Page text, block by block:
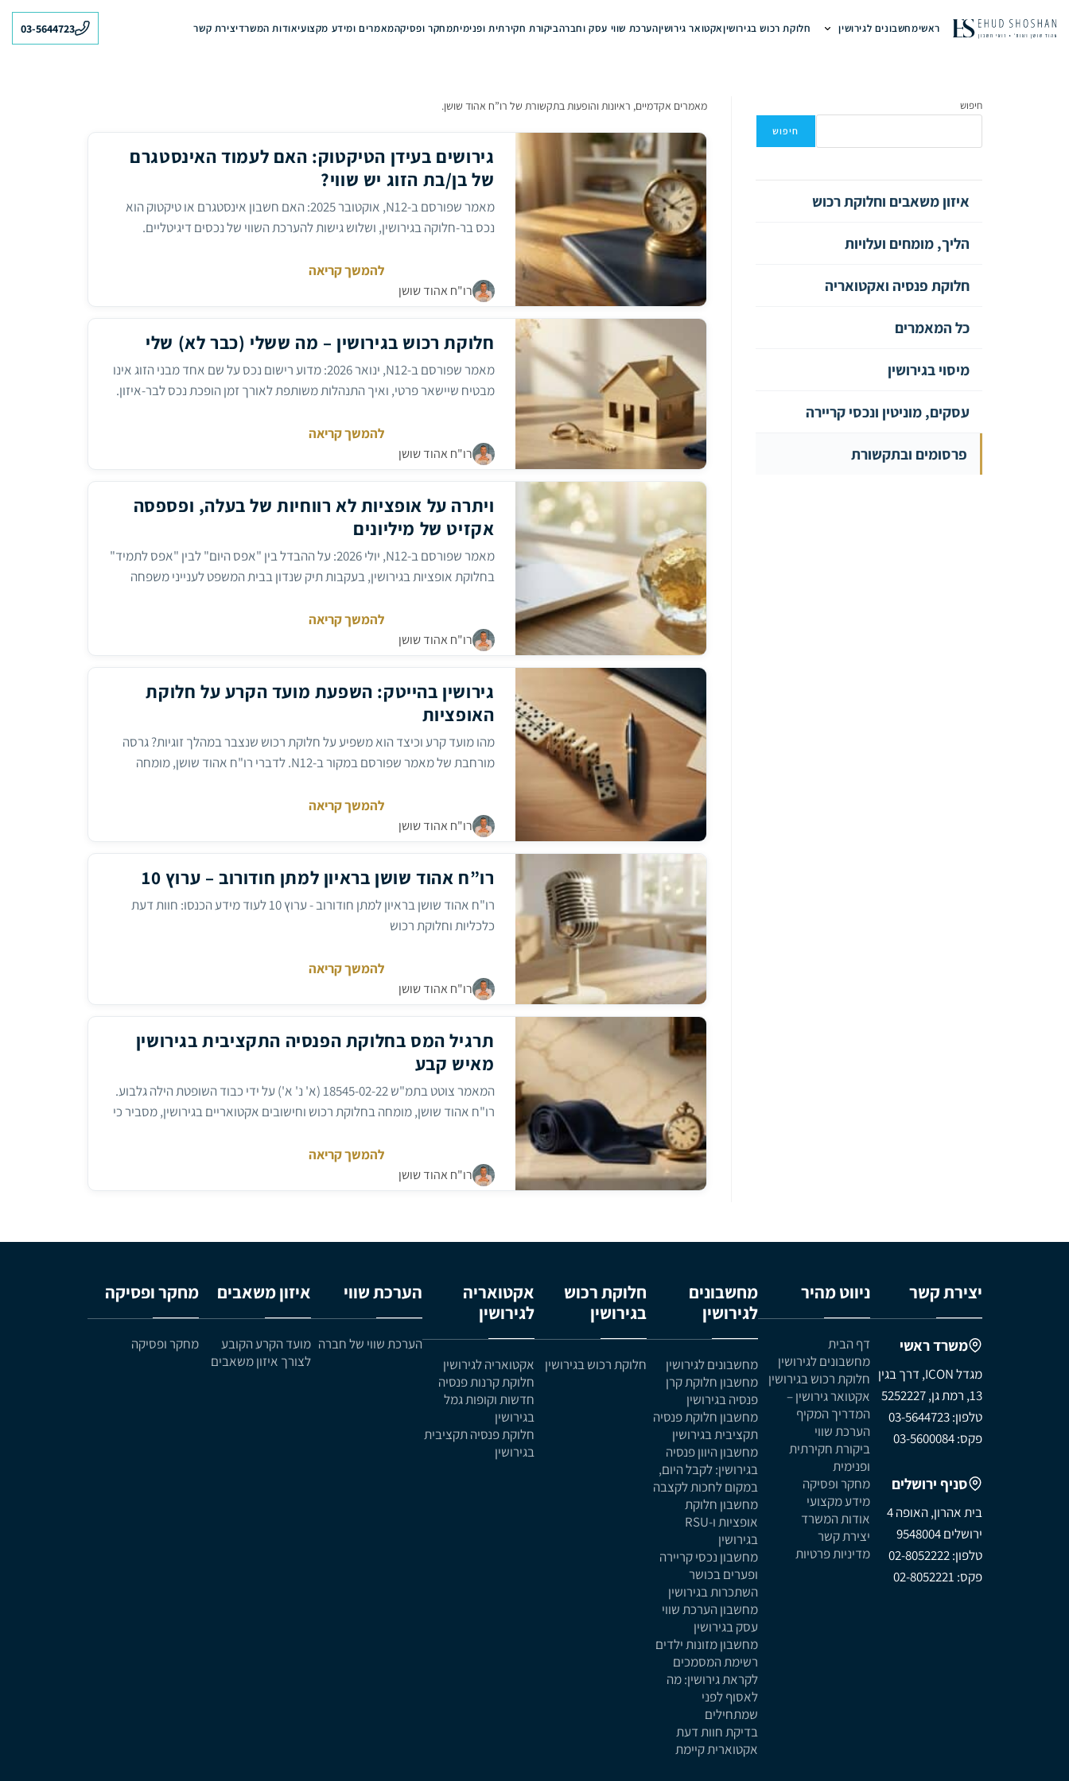
03-5644723 ראשימחשבונים לגירושין חלוקת רכוש בגירושיןאקטואר גירושיןהערכת שווי עסק וחברהביקורת חקירתית ופנימיתמחקר ופסיקהמאמרים ומידע מקצועיאודות המשרדיצירת קשר
מאמרים אקדמיים, ראיונות והופעות בתקשורת של רו”ח אהוד שושן.
גירושים בעידן הטיקטוק: האם לעמוד האינסטגרם
של בן/בת הזוג יש שווי?
מאמר שפורסם ב-N12, אוקטובר 2025: האם חשבון אינסטגרם או טיקטוק הוא
נכס בר-חלוקה בגירושין, ושלוש גישות להערכת השווי של נכסים דיגיטליים.
מחבר:רו"ח אהוד שושן
להמשך קריאה
גירושים
האינסטגרם
בן/בת
הזוג
חלוקת רכוש בגירושין – מה ששלי (כבר לא) שלי
מאמר שפורסם ב-N12, ינואר 2026: מדוע רישום נכס על שם אחד מבני הזוג אינו
מבטיח שיישאר פרטי, ואיך התנהלות משותפת לאורך זמן הופכת נכס לבר-איזון.
מחבר:רו"ח אהוד שושן
להמשך קריאה
חלוקת
ששלי
(כבר
לא)
שלי
ויתרה על אופציות לא רווחיות של בעלה, ופספסה
אקזיט של מיליונים
מאמר שפורסם ב-N12, יולי 2026: על ההבדל בין "אפס היום" לבין "אפס לתמיד"
בחלוקת אופציות בגירושין, בעקבות תיק שנדון בבית המשפט לענייני משפחה
מחבר:רו"ח אהוד שושן
להמשך קריאה
ויתרה
של
אקזיט
מיליונים
גירושין בהייטק: השפעת מועד הקרע על חלוקת
האופציות
מהו מועד קרע וכיצד הוא משפיע על חלוקת רכוש שנצבר במהלך זוגיות? גרסה
מורחבת של מאמר שפורסם במקור ב-N12. לדברי רו"ח אהוד שושן, מומחה
אילו אופציות נכנסות לאיזון, וכמה ימים לכאן או לכאן עשויים לשנות חלוקה בשווי
ניכר. כשמדובר בחלוקת…
מחבר:רו"ח אהוד שושן
להמשך קריאה
גירושין
על
חלוקת
האופציות
רו”ח אהוד שושן בראיון למתן חודורוב – ערוץ 10
רו"ח אהוד שושן בראיון למתן חודורוב - ערוץ 10 לעוד מידע הכנסו: חוות דעת
כלכליות וחלוקת רכוש
מחבר:רו"ח אהוד שושן
להמשך קריאה
רו”ח
למתן
חודורוב
10
תרגיל המס בחלוקת הפנסיה התקציבית בגירושין
מאיש קבע
המאמר צוטט בתמ"ש 18545-02-22 (א' נ' א') על ידי כבוד השופטת הילה גלבוע.
רו"ח אהוד שושן, מומחה בחלוקת רכוש וחישובים אקטואריים בגירושין, מסביר כי
הקצבה המועברת לבן הזוג לשעבר, ויש לבדוק אותו לפני אישור הפסיקתא. תרגיל
מס פשוט, אך…
מחבר:רו"ח אהוד שושן
להמשך קריאה
תרגיל
מאיש
חיפוש
חיפוש
איזון משאבים וחלוקת רכוש
הליך, מומחים ועלויות
חלוקת פנסיה ואקטואריה
כל המאמרים
מיסוי בגירושין
עסקים, מוניטין ונכסי קריירה
פרסומים ובתקשורת
יצירת קשר
משרד ראשי
מגדל ICON, דרך בגין
13, רמת גן, 5252227
טלפון: 03-5644723
פקס: 03-5600084
סניף ירושלים
בית אהרון, האופה 4
ירושלים 9548004
טלפון: 02-8052222
פקס: 02-8052221
ניווט מהיר
דף הבית
מחשבונים לגירושין
חלוקת רכוש בגירושין
אקטואר גירושין –
המדריך המקיף
הערכת שווי
ביקורת חקירתית
ופנימית
מחקר ופסיקה
מידע מקצועי
אודות המשרד
יצירת קשר
מדיניות פרטיות
מחשבונים
לגירושין
מחשבונים לגירושין
מחשבון חלוקת קרן
פנסיה בגירושין
מחשבון חלוקת פנסיה
תקציבית בגירושין
מחשבון היוון פנסיה
בגירושין: לקבל היום,
במקום לחכות לקצבה
מחשבון חלוקת
אופציות ו-RSU
בגירושין
מחשבון נכסי קריירה
ופערים בכושר
השתכרות בגירושין
מחשבון הערכת שווי
עסק בגירושין
מחשבון מזונות ילדים
רשימת המסמכים
לקראת גירושין: מה
לאסוף לפני
שמתחילים
בדיקת חוות דעת
אקטוארית קיימת
חלוקת רכוש
בגירושין
חלוקת רכוש בגירושין
אקטואריה
לגירושין
אקטואריה לגירושין
חלוקת קרנות פנסיה
חדשות וקופות גמל
בגירושין
חלוקת פנסיה תקציבית
בגירושין
הערכת שווי
הערכת שווי של חברה
איזון משאבים
מועד הקרע הקובע
לצורך איזון משאבים
מחקר ופסיקה
מחקר ופסיקה